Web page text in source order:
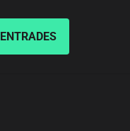
ENTRADES